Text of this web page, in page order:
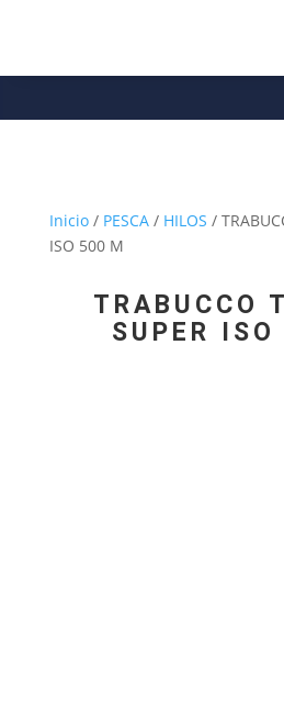
Inicio/ PESCA/ HILOS /
ISO 500 M
TRABUCCO
SUPER